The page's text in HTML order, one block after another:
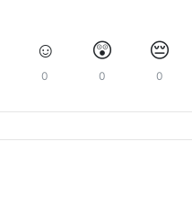
☺️
0
😲
0
😔
0